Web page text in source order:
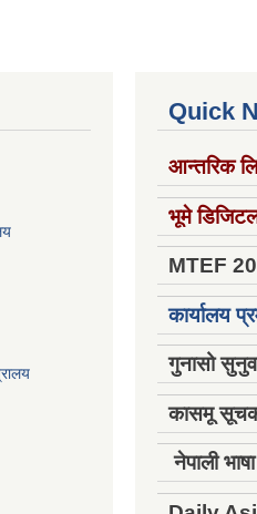
Quick
आन्तरिक
भूमे
MTEF
कार्यालय
गुनासो
कासमू
नेपाली